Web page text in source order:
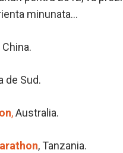
minunata…
China.
de Sud.
,Australia.
, Tanzania.